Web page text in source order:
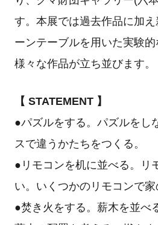
す。本展では過去作品に加
ーンテーブルを用いた実験
様々な作品が立ち並びます。
【 STATEMENT 】
●パズルをする。パズルをし
スで違うかたちをつくる。
●リモコンを机に並べる。リ
い。いくつかのリモコンで家
●焚き火をする。薪木を並べ